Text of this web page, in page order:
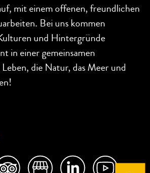
mit einem offenen, freundlichen
Bei uns kommen
und Hintergründe
in einer gemeinsamen
die Natur, das Meer und